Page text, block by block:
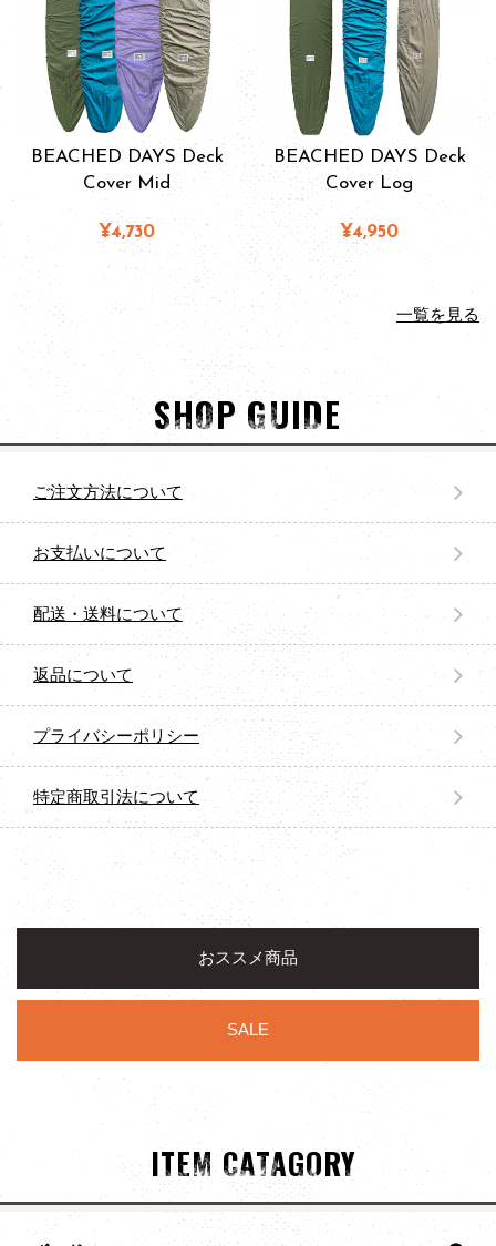
BEACHED DAYS Deck
Cover Mid
¥4,730
BEACHED DAYS Deck
Cover Log
¥4,950
一覧を見る
SHOP GUIDE
ご注文方法について
お支払いについて
配送・送料について
返品について
プライバシーポリシー
特定商取引法について
おススメ商品
SALE
ITEM CATAGORY